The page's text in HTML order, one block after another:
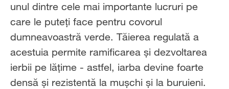
unul dintre cele mai importante lucruri pe
care le puteți face pentru covorul
dumneavoastră verde. Tăierea regulată a
acestuia permite ramificarea și dezvoltarea
ierbii pe lățime - astfel, iarba devine foarte
densă și rezistentă la mușchi și la buruieni.